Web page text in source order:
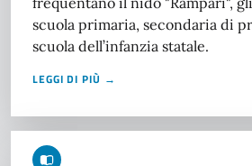
scuola primaria, secondaria di
scuola dell’infanzia statale.
LEGGI DI PIÙ →